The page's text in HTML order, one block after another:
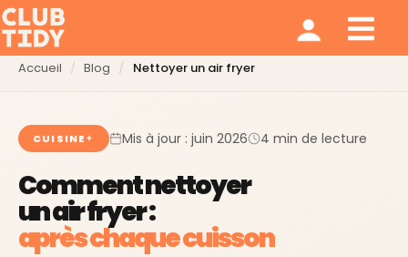
Accueil Blog Nettoyer un air fryer
CUISINE Mis à jour : juin 2026 4 min de lecture
Comment nettoyer
un air fryer :
après chaque cuisson